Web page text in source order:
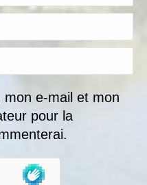
e-mail et mon
pour la